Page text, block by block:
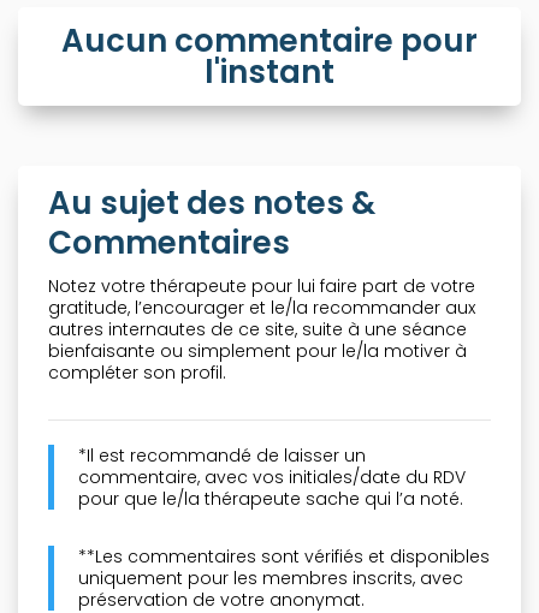
Aucun commentaire pour
l'instant
Au sujet des notes &
Commentaires
Notez votre thérapeute pour lui faire part de votre
gratitude, l’encourager et le/la recommander aux
autres internautes de ce site, suite à une séance
bienfaisante ou simplement pour le/la motiver à
compléter son profil.
*Il est recommandé de laisser un
commentaire, avec vos initiales/date du RDV
pour que le/la thérapeute sache qui l’a noté.
**Les commentaires sont vérifiés et disponibles
uniquement pour les membres inscrits, avec
préservation de votre anonymat.